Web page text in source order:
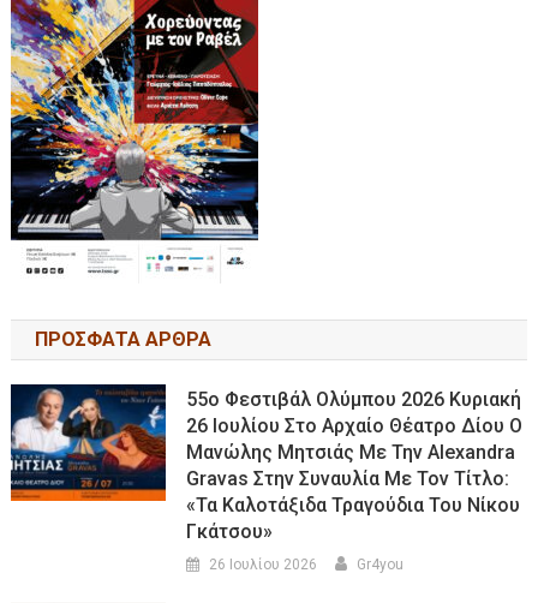
ΠΡΟΣΦΑΤΑ ΑΡΘΡΑ
55ο Φεστιβάλ Ολύμπου 2026 Κυριακή
26 Ιουλίου Στο Αρχαίο Θέατρο Δίου Ο
Μανώλης Μητσιάς Με Την Alexandra
Gravas Στην Συναυλία Με Τον Τίτλο:
«τα Καλοτάξιδα Τραγούδια Του Νίκου
Γκάτσου»
26 Ιουλίου 2026 Gr4you